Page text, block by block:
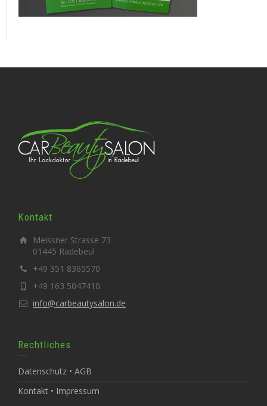
Kontakt
Meissner Strasse 73
01445 Radebeul
+49 351 8365570
+49 163 5047410
info@carbeautysalon.de
Rechtliches
Datenschutz • AGB
Kontakt • Impressum